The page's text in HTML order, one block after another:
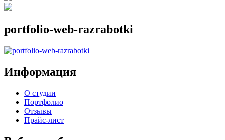
portfolio-web-razrabotki
Информация
О студии
Портфолио
Отзывы
Прайс-лист